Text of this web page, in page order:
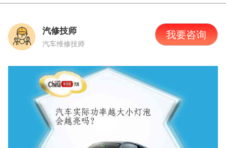
汽修技师
汽车维修技师
我要咨询